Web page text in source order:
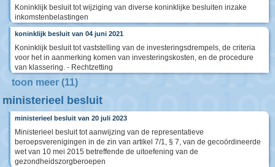
Koninklijk besluit tot wijziging van diverse koninklijke besluiten inzake
inkomstenbelastingen
koninklijk besluit van 04 juni 2021
Koninklijk besluit tot vaststelling van de investeringsdrempels, de criteria
voor het in aanmerking komen van investeringskosten, en de procedure
van klassering. - Rechtzetting
toon meer (11)
ministerieel besluit
ministerieel besluit van 20 juli 2023
Ministerieel besluit tot aanwijzing van de representatieve
beroepsverenigingen in de zin van artikel 7/1, § 7, van de gecoördineerde
wet van 10 mei 2015 betreffende de uitoefening van de
gezondheidszorgberoepen